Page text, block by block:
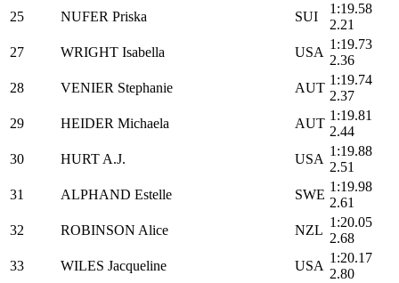
25
NUFER Priska SUI
2.21
27
WRIGHT Isabella USA
2.36
28
VENIER Stephanie AUT
2.37
29
HEIDER Michaela AUT
2.44
30
HURT A.J. USA
2.51
31
ALPHAND Estelle SWE
2.61
32
ROBINSON Alice NZL
2.68
33
WILES Jacqueline USA
2.80